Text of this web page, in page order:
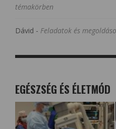
témakörben
Dávid - Feladatok és
EGÉSZSÉG ÉS ÉLETMÓD